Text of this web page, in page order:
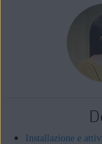
Installazione e